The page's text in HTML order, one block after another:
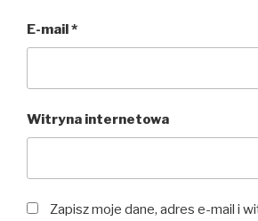
E-mail*
Witryna internetowa
Zapisz moje dane, adres e-mail i